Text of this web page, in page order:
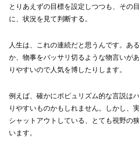
とりあえずの目標を設定しつつも、その
に、状況を見て判断する。
人生は、これの連続だと思うんです。あ
か、物事をバッサリ切るような物言いが
りやすいので人気を博したりします。
例えば、確かにポピュリズム的な言説は
りやすいものかもしれません。しかし、
シャットアウトしている、とても視野の
います。